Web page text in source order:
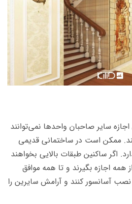
سایر صاحبان واحدها نمی‌توانند
ممکن است در ساختمانی قدیمی
اگر ساکنین طبقات بالایی بخواهند
همه اجازه بگیرند و تا همه موافق
نصب آسانسور کنند و آرامش سایرین را